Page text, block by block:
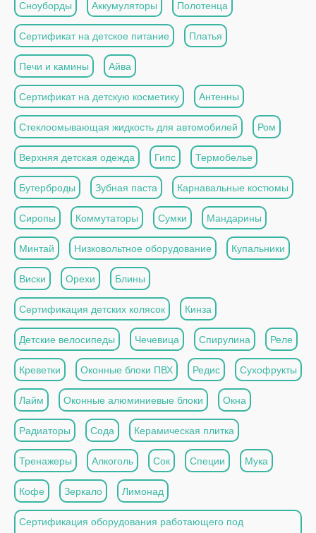
Сноуборды Аккумуляторы Полотенца
Сертификат на детское питание Платья
Печи и камины Айва
Сертификат на детскую косметику Антенны
Стеклоомывающая жидкость для автомобилей Ром
Верхняя детская одежда Гипс Термобелье
Бутерброды Зубная паста Карнавальные костюмы
Сиропы Коммутаторы Сумки Мандарины
Минтай Низковольтное оборудование Купальники
Виски Орехи Блины
Сертификация детских колясок Кинза
Детские велосипеды Чечевица Спирулина Реле
Креветки Оконные блоки ПВХ Редис Сухофрукты
Лайм Оконные алюминиевые блоки Окна
Радиаторы Сода Керамическая плитка
Тренажеры Алкоголь Сок Специи Мука
Кофе Зеркало Лимонад
Сертификация оборудования работающего под